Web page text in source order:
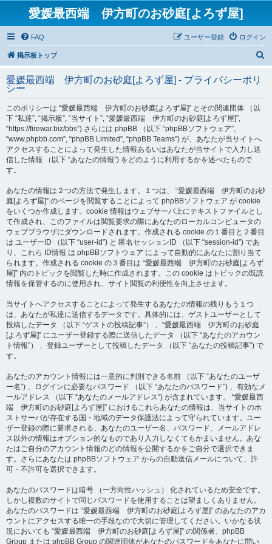
愛媛最西端 伊方町のお砂庭[よろず屋]
FAQ ログイン
ユーザー登録
掲示板トップ
愛媛最西端 伊方町のお砂庭[よろず屋] - プライバシーポリ
シー
このポリシーは “愛媛最西端 伊方町のお砂庭[よろず屋]” とその関連団体 （以
下 “私達”, “掲示板”, “当サイト”, “愛媛最西端 伊方町のお砂庭[よろず屋]”,
“https://firewar.biz/bbs”) さらには phpBB （以下 “phpBBソフトウェア”,
“www.phpbb.com”, “phpBB Limited”, “phpBB Teams”) が、あなたが当サイトへ
アクセスすることによって発生した情報あるいはあなたが当サイトで入力し送
信した情報 （以下 “あなたの情報”) をどのように利用するかを述べたもので
す。
あなたの情報は２つの方法で発生します。１つは、 “愛媛最西端 伊方町のお砂
庭[よろず屋]” のページを閲覧することによって phpBBソフトウェア が cookie
をいくつか作成します。cookie 情報はウェブサーバ上にテキストファイルとし
て作成され、このファイルは閲覧要求の際にあなたのローカルコンピュータの
ウェブブラウザにダウンロードされます。作成される cookie の１番目と２番目
は ユーザーID （以下 “user-id”) と 匿名セッションID （以下 “session-id”) であ
り、これら ID情報 は phpBBソフトウェア によって自動的にあなたに割り当て
られます。作成される cookie の３番目は “愛媛最西端 伊方町のお砂庭[よろず
屋]” 内のトピックを閲覧した時に作成されます。この cookie はトピックの既読
情報を保管するのに使用され、サイト閲覧の利便性を向上させます。
当サイトへアクセスすることによって発生するあなたの情報の残りもう１つ
は、あなたが私達に送信するデータです。具体的には、ゲストユーザーとして
投稿したデータ （以下 “ゲストの投稿記事”） 、“愛媛最西端 伊方町のお砂庭
[よろず屋]” にユーザー登録する際に送信したデータ （以下 “あなたのアカウン
ト情報”） 、登録ユーザーとして投稿したデータ （以下 “あなたの投稿記事”) で
す。
あなたのアカウント情報には一意的に判別できる名前 （以下 “あなたのユーザ
ー名”) 、ログインに必要なパスワード （以下 “あなたのパスワード”) 、有効なメ
ールアドレス （以下 “あなたのメールアドレス”) が含まれています。 “愛媛最西
端 伊方町のお砂庭[よろず屋]” におけるこれらあなたの情報は、当サイトのホ
ストサーバが存在する国・地域のデータ保護法によって守られています。ユー
ザー登録の際に要求される、あなたのユーザー名、パスワード、メールアドレ
ス以外の情報はオプション的なものであり入力しなくてもかまいません。あな
たはご自分のアカウント情報のどの情報を公開するかをご自分で選択できま
す。さらにあなたは phpBBソフトウェア からの自動送信メールについて、許
可・不許可を選択できます。
あなたのパスワードは暗号 （一方向性ハッシュ） 化されているため安全です。
しかし複数のサイトで同じパスワードを使用することは望ましくありません。
あなたのパスワードは “愛媛最西端 伊方町のお砂庭[よろず屋]” のあなたのアカ
ウントにアクセスする唯一の手段なので大切に管理してください。いかなる状
況においても “愛媛最西端 伊方町のお砂庭[よろず屋]” の関係者、phpBB
Group または phpBB Group の関連団体があなたのパスワードをあなたに問い